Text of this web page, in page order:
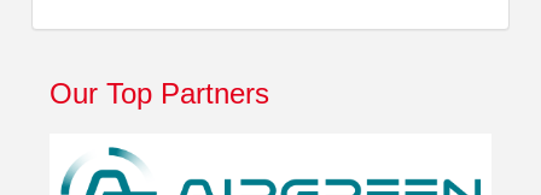
Our Top Partners